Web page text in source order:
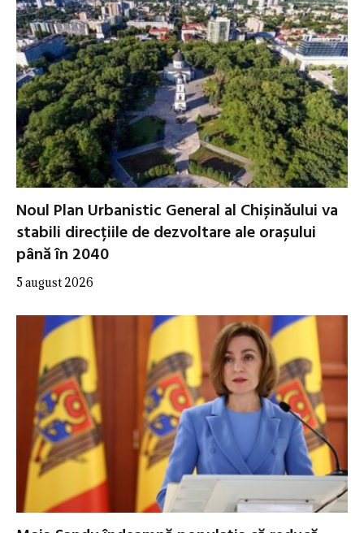
Noul Plan Urbanistic General al Chișinăului va
stabili direcțiile de dezvoltare ale orașului
până în 2040
5 august 2026